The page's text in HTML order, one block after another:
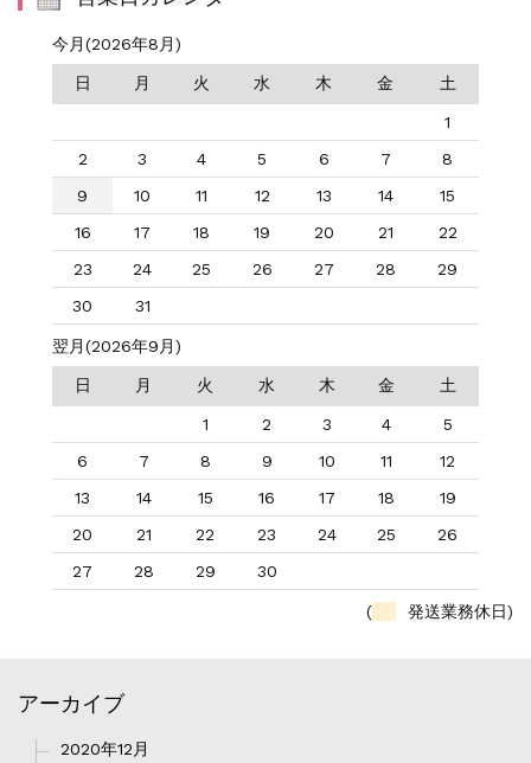
今月(2026年8月)
日 月 火 水 木 金 土
1
2
3 4 5 6 7
8
9
10 11 12 13 14
15
16
17 18 19 20 21
22
23
24 25 26 27 28
29
30
31
翌月(2026年9月)
日 月 火 水 木 金 土
1 2 3 4
5
6
7 8 9 10 11
12
13
14 15 16 17 18
19
20
21 22 23 24 25
26
27
28 29 30
( 発送業務休日)
アーカイブ
2020年12月